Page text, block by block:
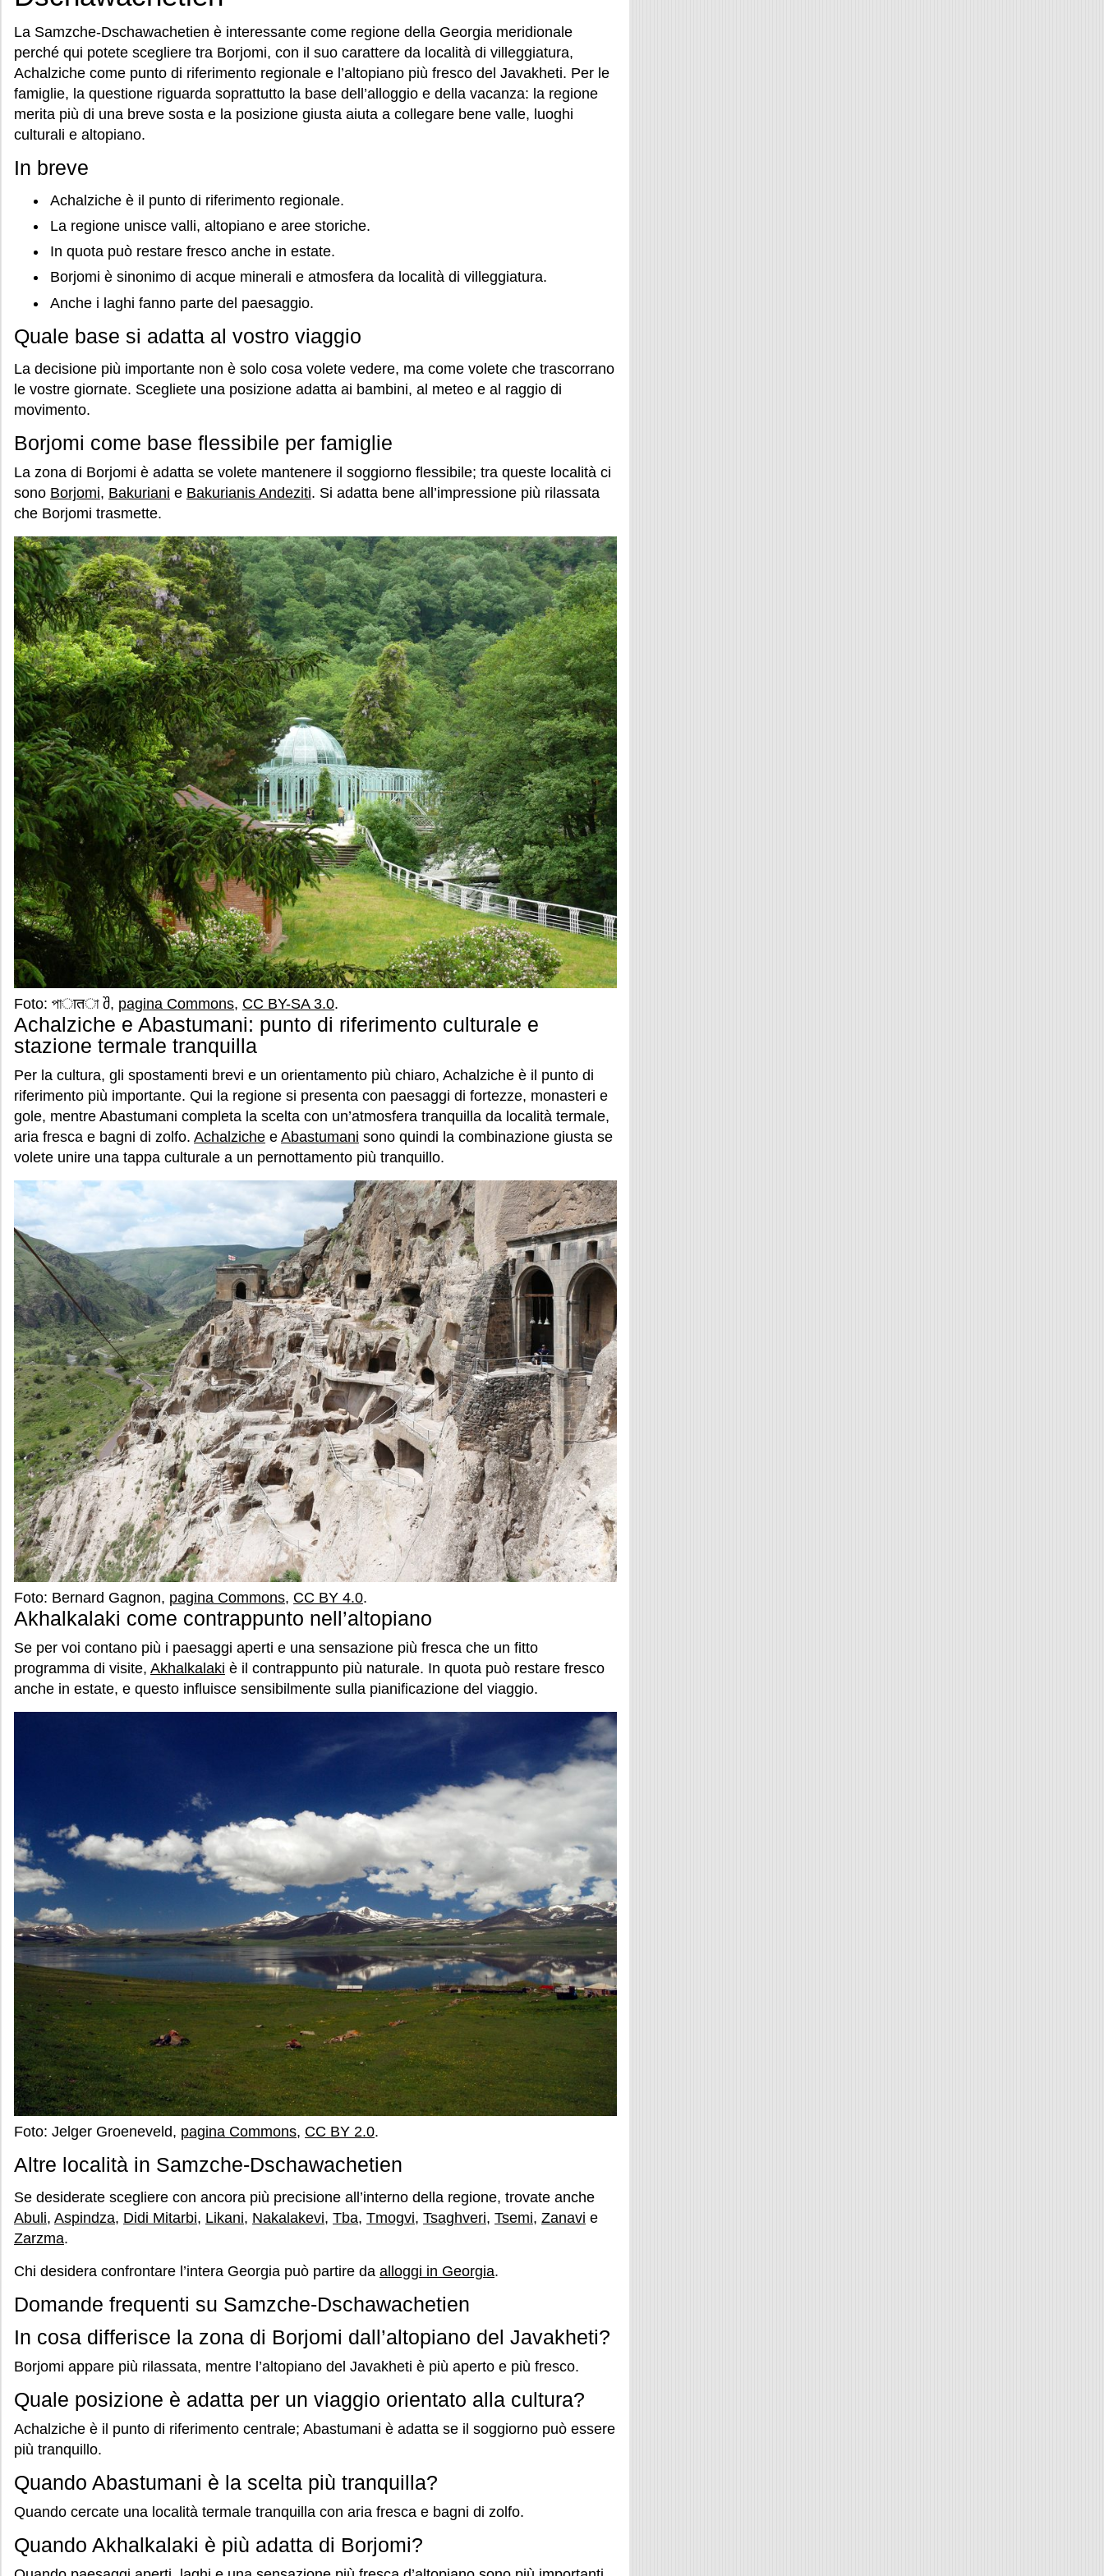
La Samzche-Dschawachetien è interessante come regione della Georgia meridionale
perché qui potete scegliere tra Borjomi, con il suo carattere da località di villeggiatura,
Achalziche come punto di riferimento regionale e l’altopiano più fresco del Javakheti. Per le
famiglie, la questione riguarda soprattutto la base dell’alloggio e della vacanza: la regione
merita più di una breve sosta e la posizione giusta aiuta a collegare bene valle, luoghi
culturali e altopiano.
In breve
Achalziche è il punto di riferimento regionale.
La regione unisce valli, altopiano e aree storiche.
In quota può restare fresco anche in estate.
Borjomi è sinonimo di acque minerali e atmosfera da località di villeggiatura.
Anche i laghi fanno parte del paesaggio.
Quale base si adatta al vostro viaggio
La decisione più importante non è solo cosa volete vedere, ma come volete che trascorrano
le vostre giornate. Scegliete una posizione adatta ai bambini, al meteo e al raggio di
movimento.
Borjomi come base flessibile per famiglie
La zona di Borjomi è adatta se volete mantenere il soggiorno flessibile; tra queste località ci
sono Borjomi, Bakuriani e Bakurianis Andeziti. Si adatta bene all’impressione più rilassata
che Borjomi trasmette.
Foto: পাातা შ, pagina Commons, CC BY-SA 3.0.
Achalziche e Abastumani: punto di riferimento culturale e
stazione termale tranquilla
Per la cultura, gli spostamenti brevi e un orientamento più chiaro, Achalziche è il punto di
riferimento più importante. Qui la regione si presenta con paesaggi di fortezze, monasteri e
gole, mentre Abastumani completa la scelta con un’atmosfera tranquilla da località termale,
aria fresca e bagni di zolfo. Achalziche e Abastumani sono quindi la combinazione giusta se
volete unire una tappa culturale a un pernottamento più tranquillo.
Foto: Bernard Gagnon, pagina Commons, CC BY 4.0.
Akhalkalaki come contrappunto nell’altopiano
Se per voi contano più i paesaggi aperti e una sensazione più fresca che un fitto
programma di visite, Akhalkalaki è il contrappunto più naturale. In quota può restare fresco
anche in estate, e questo influisce sensibilmente sulla pianificazione del viaggio.
Foto: Jelger Groeneveld, pagina Commons, CC BY 2.0.
Altre località in Samzche-Dschawachetien
Se desiderate scegliere con ancora più precisione all’interno della regione, trovate anche
Abuli, Aspindza, Didi Mitarbi, Likani, Nakalakevi, Tba, Tmogvi, Tsaghveri, Tsemi, Zanavi e
Zarzma.
Chi desidera confrontare l’intera Georgia può partire da alloggi in Georgia.
Domande frequenti su Samzche-Dschawachetien
In cosa differisce la zona di Borjomi dall’altopiano del Javakheti?
Borjomi appare più rilassata, mentre l’altopiano del Javakheti è più aperto e più fresco.
Quale posizione è adatta per un viaggio orientato alla cultura?
Achalziche è il punto di riferimento centrale; Abastumani è adatta se il soggiorno può essere
più tranquillo.
Quando Abastumani è la scelta più tranquilla?
Quando cercate una località termale tranquilla con aria fresca e bagni di zolfo.
Quando Akhalkalaki è più adatta di Borjomi?